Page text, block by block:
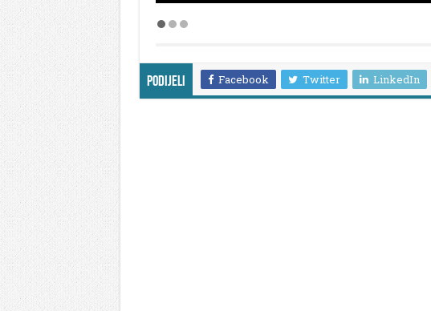
Podijeli Facebook Twitter LinkedIn